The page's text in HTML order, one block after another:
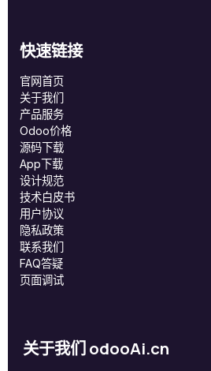
快速链接
官网首页
关于我们
产品服务
Odoo价格
源码下载
App下载
设计规范
技术白皮书
用户协议
‎隐私政策‎
联系我们
FAQ答疑
页面调试
关于我们 odooAi.cn